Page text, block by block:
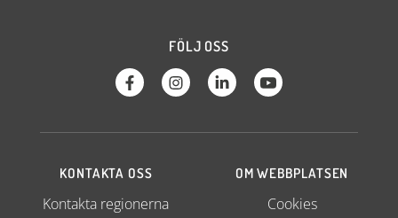
FÖLJ OSS
KONTAKTA OSS
Kontakta regionerna
OM WEBBPLATSEN
Cookies